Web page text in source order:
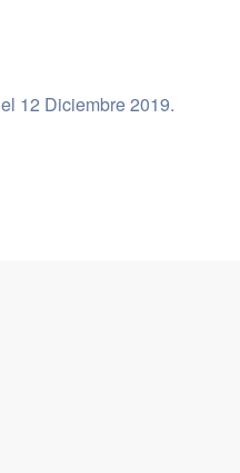
12 Diciembre 2019.